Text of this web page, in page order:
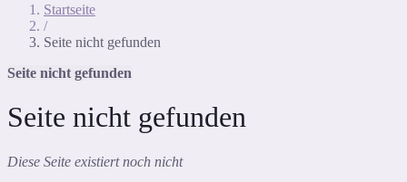
Startseite
/
Seite nicht gefunden
Seite nicht gefunden
Seite nicht gefunden
Diese Seite existiert noch nicht